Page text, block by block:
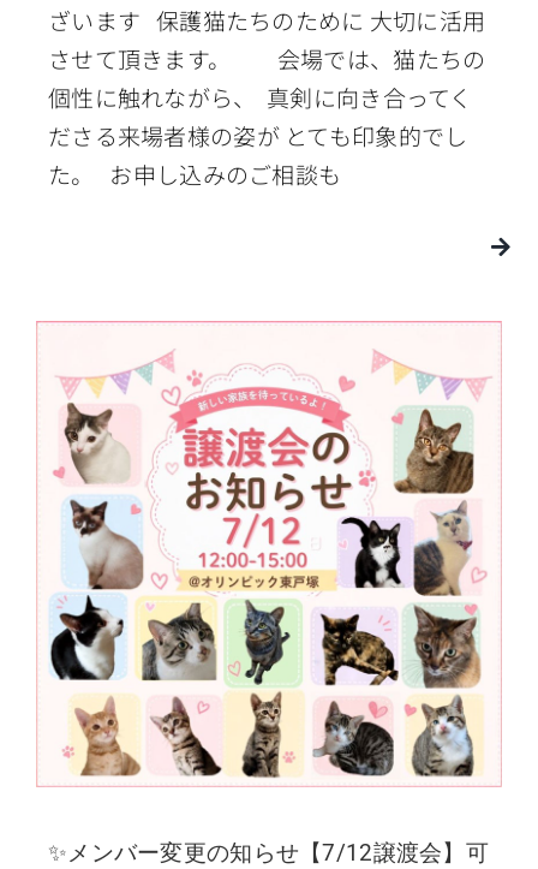
ざいます 保護猫たちのために 大切に活用
させて頂きます。 会場では、猫たちの
個性に触れながら、 真剣に向き合ってく
ださる来場者様の姿が とても印象的でし
た。 お申し込みのご相談も
✨メンバー変更の知らせ【7/12譲渡会】可